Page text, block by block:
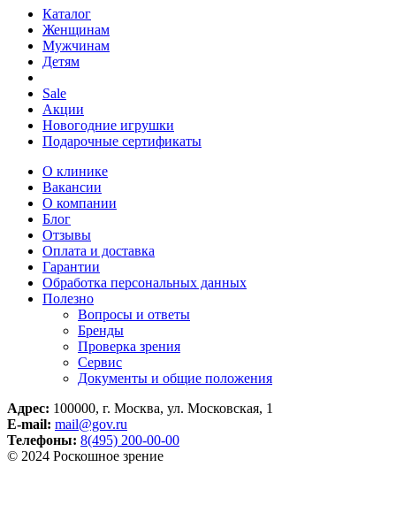
Каталог
Женщинам
Мужчинам
Детям
Sale
Акции
Новогодние игрушки
Подарочные сертификаты
О клинике
Вакансии
О компании
Блог
Отзывы
Оплата и доставка
Гарантии
Обработка персональных данных
Полезно
Вопросы и ответы
Бренды
Проверка зрения
Сервис
Документы и общие положения
Адрес: 100000, г. Москва, ул. Московская, 1
E-mail: mail@gov.ru
Телефоны: 8(495) 200-00-00
© 2024 Роскошное зрение